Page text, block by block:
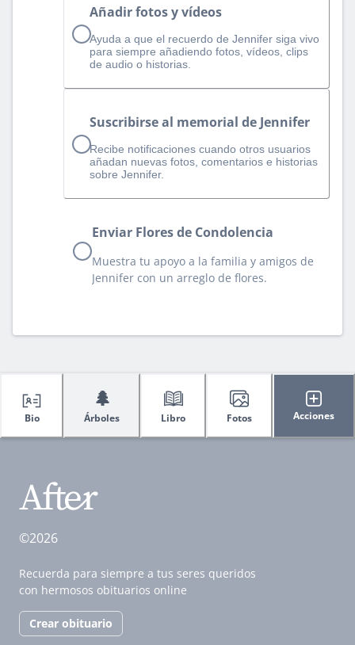
Añadir fotos y vídeos
Ayuda a que el recuerdo de Jennifer siga vivo
para siempre añadiendo fotos, vídeos, clips
de audio o historias.
Suscribirse al memorial de Jennifer
Recibe notificaciones cuando otros usuarios
añadan nuevas fotos, comentarios e historias
sobre Jennifer.
Enviar Flores de Condolencia
Muestra tu apoyo a la familia y amigos de
Jennifer con un arreglo de flores.
Bio
🌲
Árboles Libro Fotos Acciones
©2026
Recuerda para siempre a tus seres queridos
con hermosos obituarios online
Crear obituario